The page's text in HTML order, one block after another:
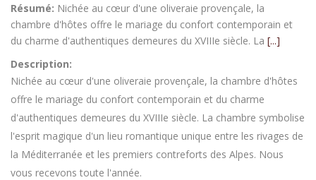
Résumé: Nichée au cœur d'une oliveraie provençale, la
chambre d'hôtes offre le mariage du confort contemporain et
du charme d'authentiques demeures du XVIIIe siècle. La [...]
Description:
Nichée au cœur d'une oliveraie provençale, la chambre d'hôtes
offre le mariage du confort contemporain et du charme
d'authentiques demeures du XVIIIe siècle. La chambre symbolise
l'esprit magique d'un lieu romantique unique entre les rivages de
la Méditerranée et les premiers contreforts des Alpes. Nous
vous recevons toute l'année.